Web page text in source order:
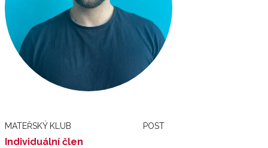
MATEŘSKÝ KLUB
Individuální člen
POST